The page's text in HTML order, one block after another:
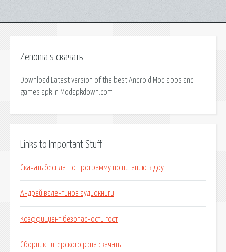
Zenonia s скачать
Download Latest version of the best Android Mod apps and
games apk in Modapkdown.com.
Links to Important Stuff
Скачать бесплатно программу по питанию в доу
Андрей валентинов аудиокниги
Коэффициент безопасности гост
Сборник нигерского рэпа скачать